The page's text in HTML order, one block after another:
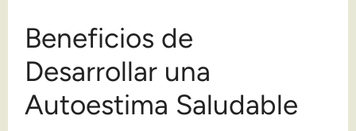
Beneficios de
Desarrollar una
Autoestima Saludable